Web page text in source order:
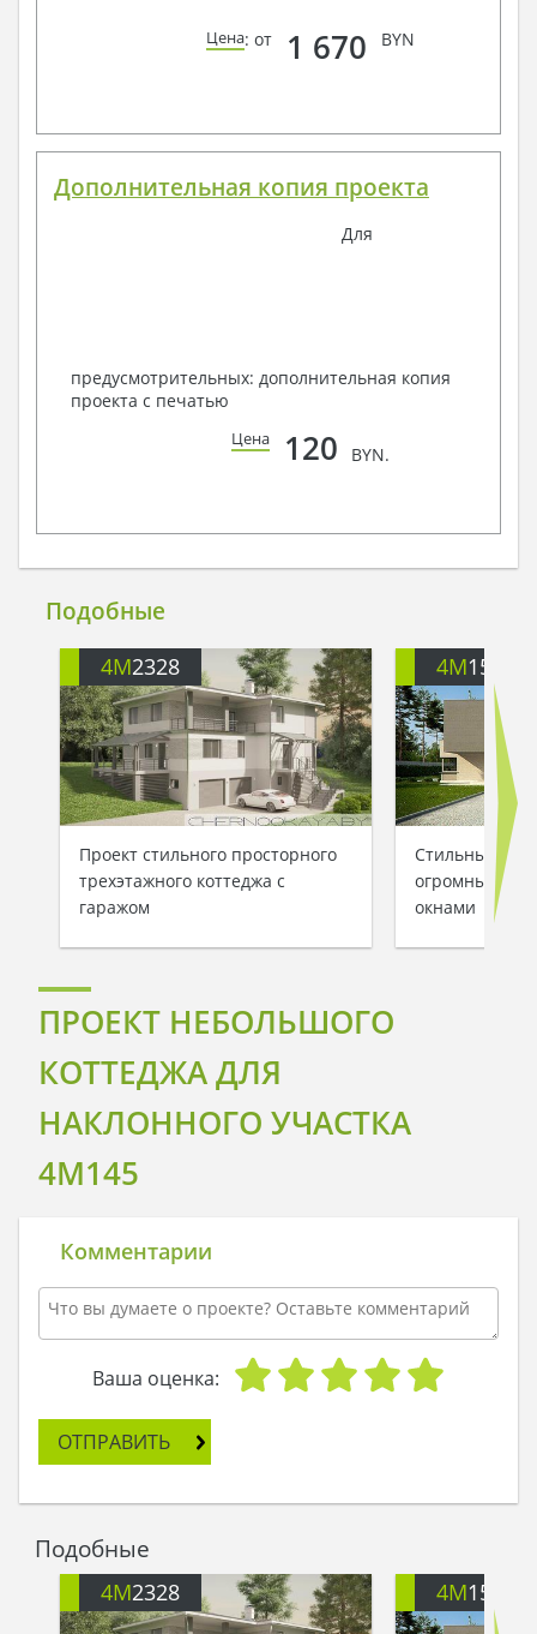
Цена: от 1 670 BYN
Дополнительная копия проекта
Для
предусмотрительных: дополнительная копия
проекта с печатью
Цена 120 BYN.
Подобные
4M2328
Проект стильного просторного
трехэтажного коттеджа с
гаражом
4M153
Стильный
огромными
окнами
ПРОЕКТ НЕБОЛЬШОГО
КОТТЕДЖА ДЛЯ
НАКЛОННОГО УЧАСТКА
4M145
Комментарии
Ваша оценка:
ОТПРАВИТЬ
Подобные
4M2328 4M153